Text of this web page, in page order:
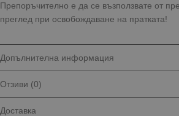
Препоръчително е да се възползвате от
преглед при освобождаване на пратката!
Допълнителна информация
Отзиви (0)
Доставка